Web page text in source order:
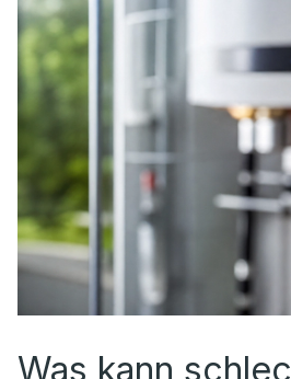
Was kann